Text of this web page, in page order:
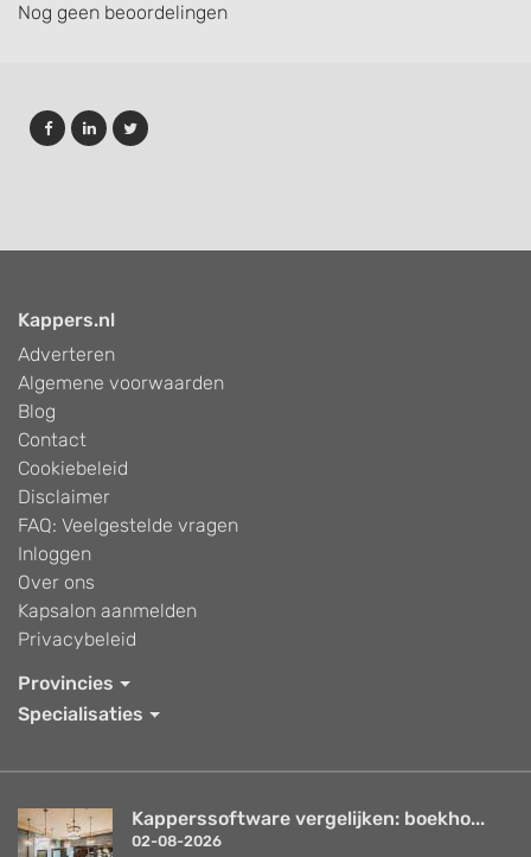
Nog geen beoordelingen
Kappers.nl
Adverteren
Algemene voorwaarden
Blog
Contact
Cookiebeleid
Disclaimer
FAQ: Veelgestelde vragen
Inloggen
Over ons
Kapsalon aanmelden
Privacybeleid
Provincies
Specialisaties
Kapperssoftware vergelijken: boekho...
02-08-2026